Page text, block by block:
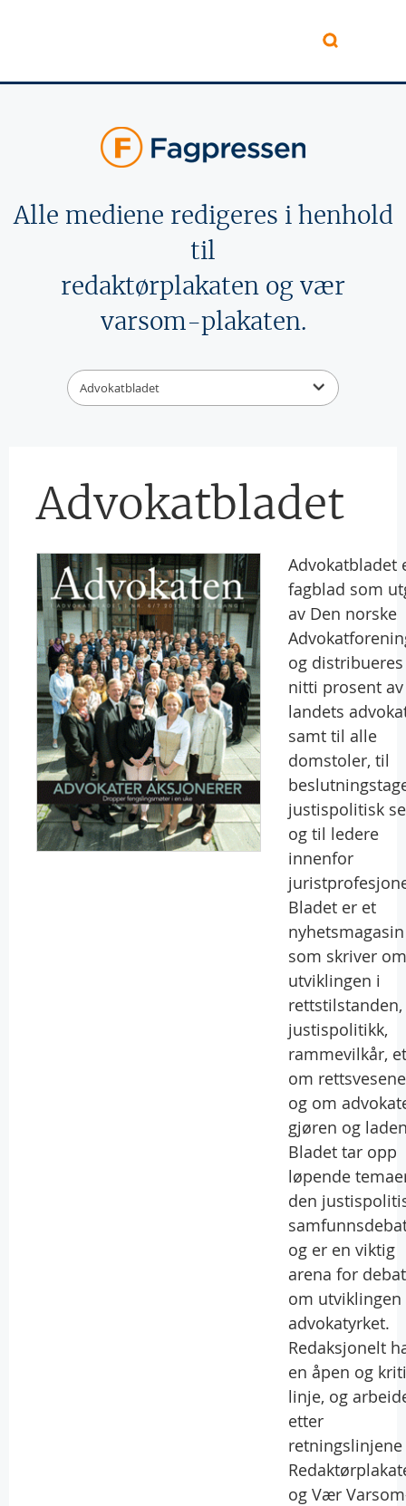
Alle mediene redigeres i henhold
til
redaktørplakaten og vær
varsom-plakaten.
Advokatbladet
Advokatbladet
Advokatbladet
fagblad som
av Den norske
og
nitti prosent
landets
samt til alle
domstoler, til
justispolitisk
og til ledere
innenfor
Bladet er et
nyhetsmagasin
som skriver om
utviklingen i
justispolitikk,
rammevilkår,
om
og om
gjøren og
Bladet tar opp
løpende
den
og er en viktig
arena for
om utviklingen
advokatyrket.
Redaksjonelt
en åpen og
linje, og
etter
og Vær